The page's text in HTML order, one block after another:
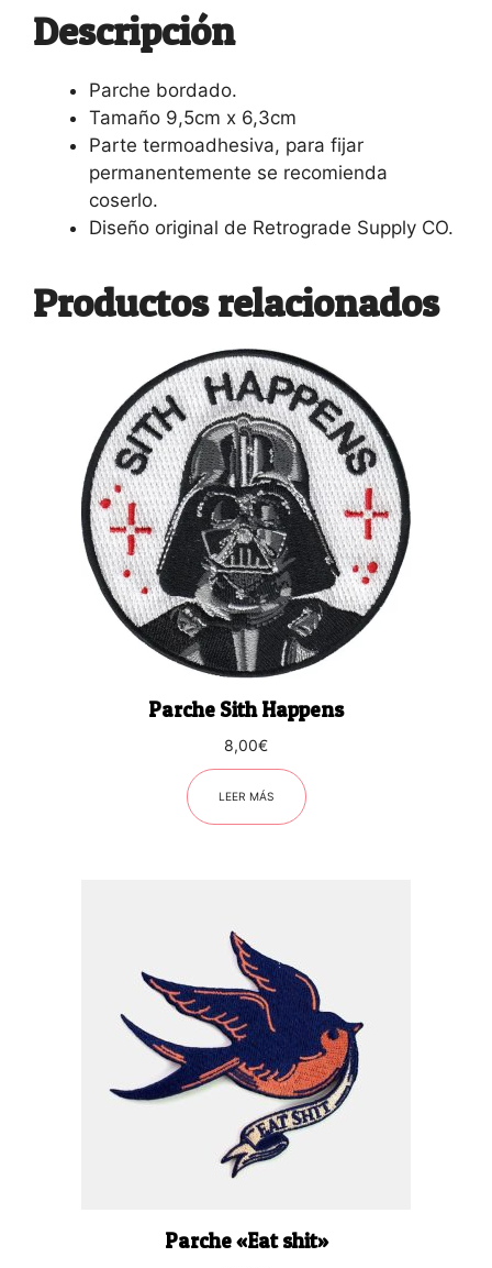
Descripción
Parche bordado.
Tamaño 9,5cm x 6,3cm
Parte termoadhesiva, para fijar
permanentemente se recomienda
coserlo.
Diseño original de Retrograde Supply CO.
Productos relacionados
Parche Sith Happens
8,00€
LEER MÁS
Parche «Eat shit»